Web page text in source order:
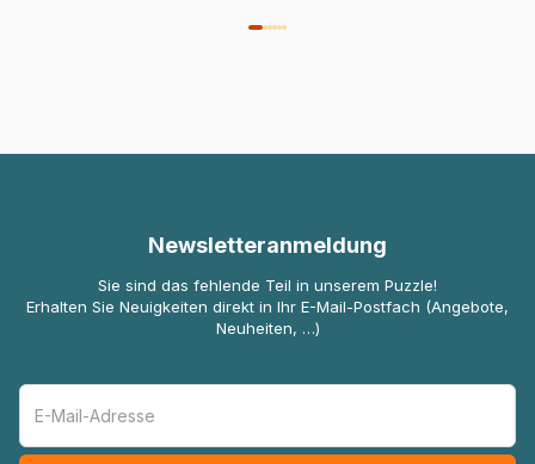
Newsletteranmeldung
Sie sind das fehlende Teil in unserem Puzzle!
Erhalten Sie Neuigkeiten direkt in Ihr E-Mail-Postfach (Angebote,
Neuheiten, …)